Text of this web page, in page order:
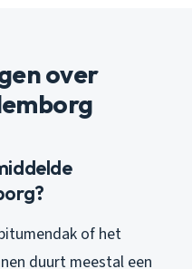
over
of het
duurt meestal een